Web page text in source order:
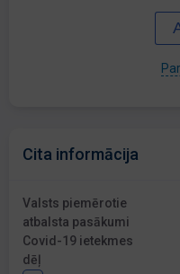
Cita informācija
Valsts piemērotie
atbalsta pasākumi
Covid-19 ietekmes
dēļ